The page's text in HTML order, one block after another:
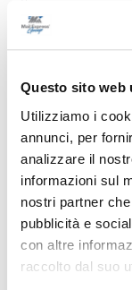
Questo sito web
Utilizziamo i
annunci, per
analizzare il
informazioni sul
nostri partner
pubblicità e
con altre
raccolto dal suo